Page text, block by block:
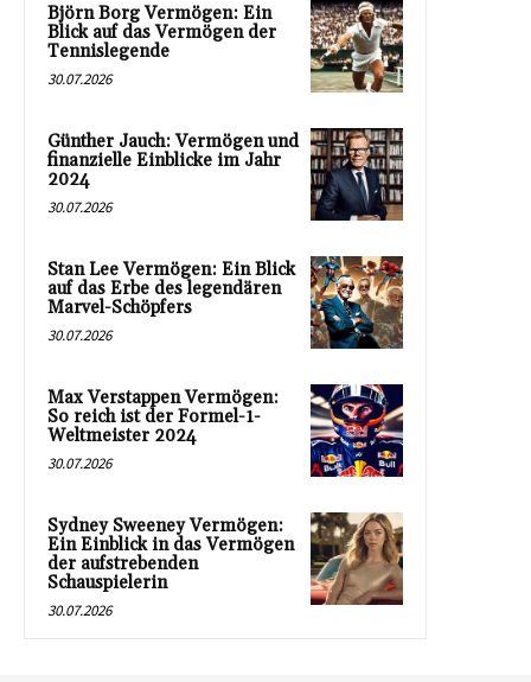
Björn Borg Vermögen: Ein
Blick auf das Vermögen der
Tennislegende
30.07.2026
Günther Jauch: Vermögen und
finanzielle Einblicke im Jahr
2024
30.07.2026
Stan Lee Vermögen: Ein Blick
auf das Erbe des legendären
Marvel-Schöpfers
30.07.2026
Max Verstappen Vermögen:
So reich ist der Formel-1-
Weltmeister 2024
30.07.2026
Sydney Sweeney Vermögen:
Ein Einblick in das Vermögen
der aufstrebenden
Schauspielerin
30.07.2026